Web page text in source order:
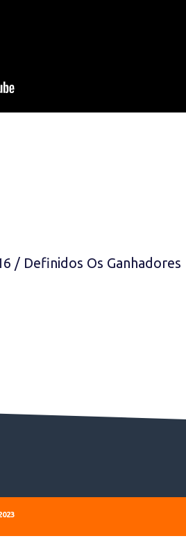
/ Definidos Os Ganhadores